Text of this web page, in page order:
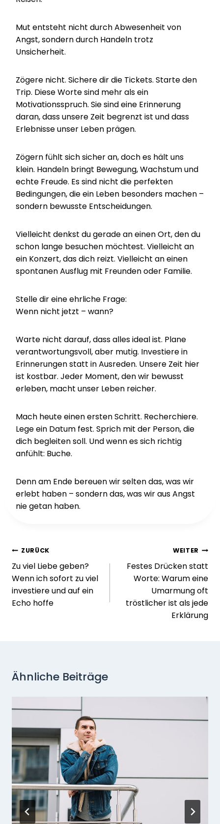
Mut entsteht nicht durch Abwesenheit von
Angst, sondern durch Handeln trotz
Unsicherheit.
Zögere nicht. Sichere dir die Tickets. Starte den
Trip. Diese Worte sind mehr als ein
Motivationsspruch. Sie sind eine Erinnerung
daran, dass unsere Zeit begrenzt ist und dass
Erlebnisse unser Leben prägen.
Zögern fühlt sich sicher an, doch es hält uns
klein. Handeln bringt Bewegung, Wachstum und
echte Freude. Es sind nicht die perfekten
Bedingungen, die ein Leben besonders machen –
sondern bewusste Entscheidungen.
Vielleicht denkst du gerade an einen Ort, den du
schon lange besuchen möchtest. Vielleicht an
ein Konzert, das dich reizt. Vielleicht an einen
spontanen Ausflug mit Freunden oder Familie.
Stelle dir eine ehrliche Frage:
Wenn nicht jetzt – wann?
Warte nicht darauf, dass alles ideal ist. Plane
verantwortungsvoll, aber mutig. Investiere in
Erinnerungen statt in Ausreden. Unsere Zeit hier
ist kostbar. Jeder Moment, den wir bewusst
erleben, macht unser Leben reicher.
Mach heute einen ersten Schritt. Recherchiere.
Lege ein Datum fest. Sprich mit der Person, die
dich begleiten soll. Und wenn es sich richtig
anfühlt: Buche.
Denn am Ende bereuen wir selten das, was wir
erlebt haben – sondern das, was wir aus Angst
nie getan haben.
Beitragsnavigation
ZURÜCK
Zu viel Liebe geben?
Wenn ich sofort zu viel
investiere und auf ein
Echo hoffe
WEITER
Festes Drücken statt
Worte: Warum eine
Umarmung oft
tröstlicher ist als jede
Erklärung
Ähnliche Beiträge